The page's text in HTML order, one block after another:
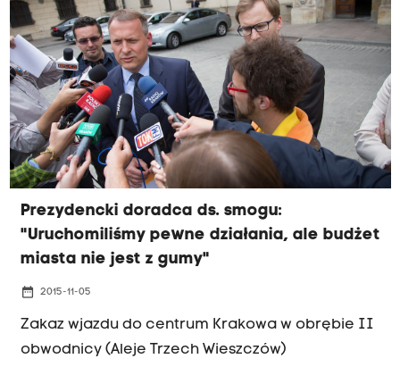
starsze i kobiety w ciąży a także dla alergicy i
osoby z chorobami krążenia i układu
oddechowego. Radio Kraków przedstawia
antysmogowe ABC.
Prezydencki doradca ds. smogu:
"Uruchomiliśmy pewne działania, ale budżet
miasta nie jest z gumy"
date_range 2015-11-05
Zakaz wjazdu do centrum Krakowa w obrębie II
obwodnicy (Aleje Trzech Wieszczów)